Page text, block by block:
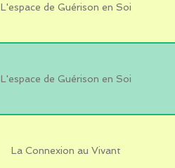
L'espace de Guérison en Soi
L'espace de Guérison en Soi
La Connexion au Vivant